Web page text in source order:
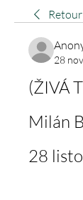
Retour
28
(ŽIVÁ
Milán
28